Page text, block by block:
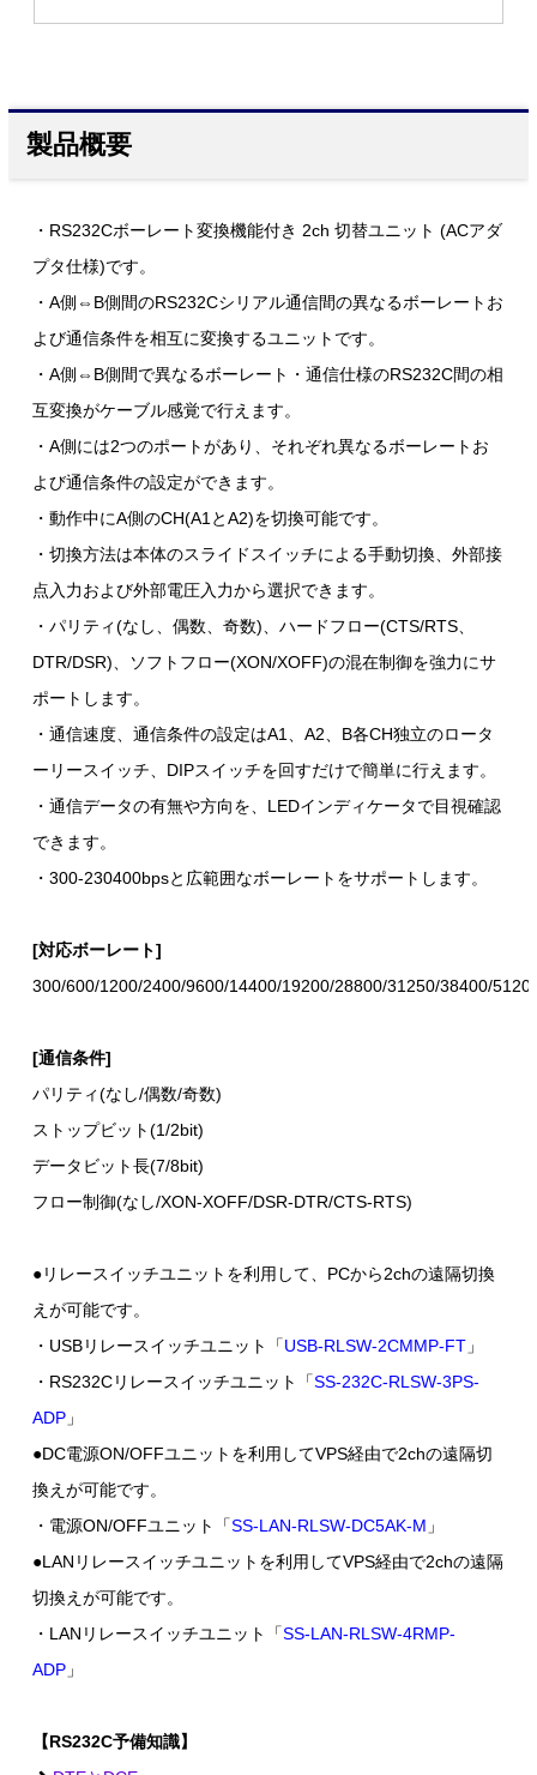
製品概要
・RS232Cボーレート変換機能付き 2ch 切替ユニット (ACアダ
プタ仕様)です。
・A側⇔B側間のRS232Cシリアル通信間の異なるボーレートお
よび通信条件を相互に変換するユニットです。
・A側⇔B側間で異なるボーレート・通信仕様のRS232C間の相
互変換がケーブル感覚で行えます。
・A側には2つのポートがあり、それぞれ異なるボーレートお
よび通信条件の設定ができます。
・動作中にA側のCH(A1とA2)を切換可能です。
・切換方法は本体のスライドスイッチによる手動切換、外部接
点入力および外部電圧入力から選択できます。
・パリティ(なし、偶数、奇数)、ハードフロー(CTS/RTS、
DTR/DSR)、ソフトフロー(XON/XOFF)の混在制御を強力にサ
ポートします。
・通信速度、通信条件の設定はA1、A2、B各CH独立のロータ
ーリースイッチ、DIPスイッチを回すだけで簡単に行えます。
・通信データの有無や方向を、LEDインディケータで目視確認
できます。
・300-230400bpsと広範囲なボーレートをサポートします。
[対応ボーレート]
300/600/1200/2400/9600/14400/19200/28800/31250/38400/
[通信条件]
パリティ(なし/偶数/奇数)
ストップビット(1/2bit)
データビット長(7/8bit)
フロー制御(なし/XON-XOFF/DSR-DTR/CTS-RTS)
●リレースイッチユニットを利用して、PCから2chの遠隔切換
えが可能です。
・USBリレースイッチユニット「 USB-RLSW-2CMMP-FT」
・RS232Cリレースイッチユニット「 SS-232C-RLSW-3PS-
ADP」
●DC電源ON/OFFユニットを利用してVPS経由で2chの遠隔切
換えが可能です。
・電源ON/OFFユニット「 SS-LAN-RLSW-DC5AK-M 」
●LANリレースイッチユニットを利用してVPS経由で2chの遠隔
切換えが可能です。
・LANリレースイッチユニット「 SS-LAN-RLSW-4RMP-
ADP」
【RS232C予備知識】